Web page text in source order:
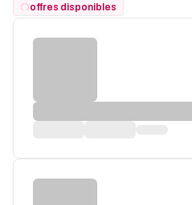
offres disponibles